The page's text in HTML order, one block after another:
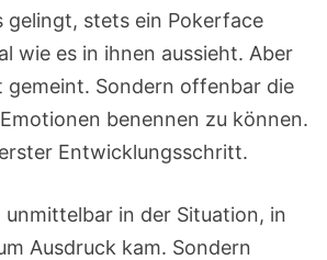
gelingt, stets ein Pokerface
wie es in ihnen aussieht. Aber
gemeint. Sondern offenbar die
benennen zu können.
Entwicklungsschritt.
in der Situation, in
Ausdruck kam. Sondern